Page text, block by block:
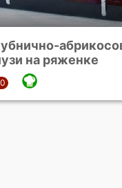
на ряженке